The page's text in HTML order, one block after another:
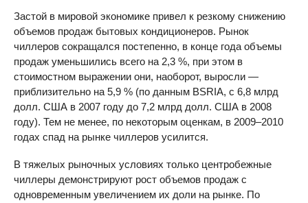
Застой в мировой экономике привел к резкому снижению
объемов продаж бытовых кондиционеров. Рынок
чиллеров сокращался постепенно, в конце года объемы
продаж уменьшились всего на 2,3 %, при этом в
стоимостном выражении они, наоборот, выросли —
приблизительно на 5,9 % (по данным BSRIA, с 6,8 млрд
долл. США в 2007 году до 7,2 млрд долл. США в 2008
году). Тем не менее, по некоторым оценкам, в 2009–2010
годах спад на рынке чиллеров усилится.
В тяжелых рыночных условиях только центробежные
чиллеры демонстрируют рост объемов продаж с
одновременным увеличением их доли на рынке. По